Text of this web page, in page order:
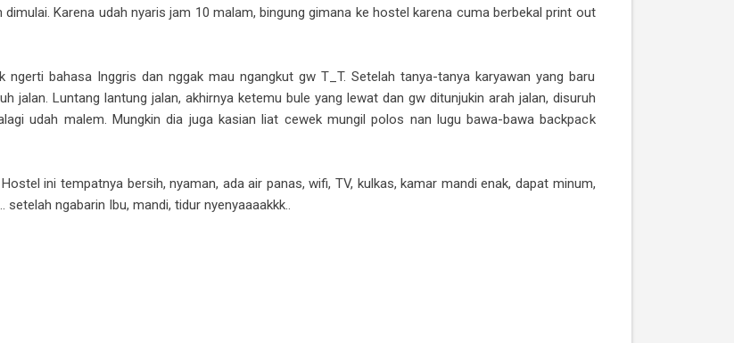
Karena udah nyaris jam 10 malam, bingung gimana ke hostel karena cuma berbekal print out
bahasa Inggris dan nggak mau ngangkut gw T_T. Setelah tanya-tanya karyawan yang baru
jalan. Luntang lantung jalan, akhirnya ketemu bule yang lewat dan gw ditunjukin arah jalan, disuruh
udah malem. Mungkin dia juga kasian liat cewek mungil polos nan lugu bawa-bawa backpack
. Hostel ini tempatnya bersih, nyaman, ada air panas, wifi, TV, kulkas, kamar mandi enak, dapat minum,
ngabarin Ibu, mandi, tidur nyenyaaaakkk..